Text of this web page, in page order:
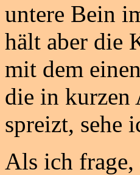
untere Bein
hält aber die
mit dem
die in kurzen
spreizt, sehe
Als ich frage,